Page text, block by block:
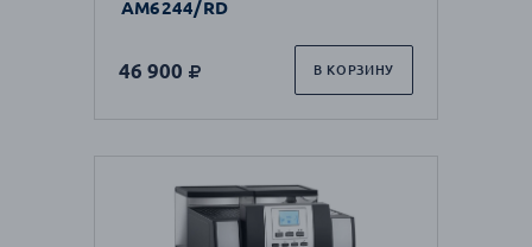
AM6244/RD
46 900 В КОРЗИНУ